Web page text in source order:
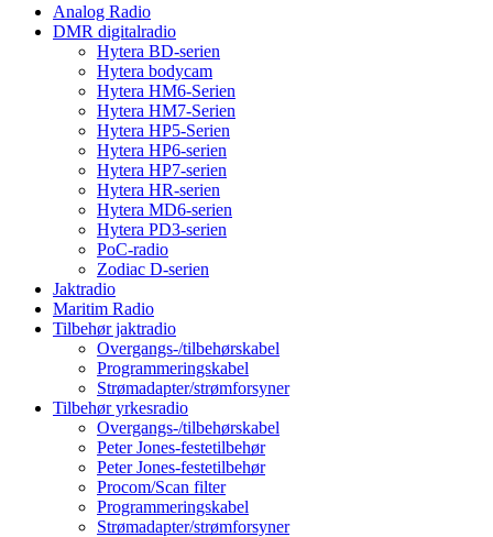
Analog Radio
DMR digitalradio
Hytera BD-serien
Hytera bodycam
Hytera HM6-Serien
Hytera HM7-Serien
Hytera HP5-Serien
Hytera HP6-serien
Hytera HP7-serien
Hytera HR-serien
Hytera MD6-serien
Hytera PD3-serien
PoC-radio
Zodiac D-serien
Jaktradio
Maritim Radio
Tilbehør jaktradio
Overgangs-/tilbehørskabel
Programmeringskabel
Strømadapter/strømforsyner
Tilbehør yrkesradio
Overgangs-/tilbehørskabel
Peter Jones-festetilbehør
Peter Jones-festetilbehør
Procom/Scan filter
Programmeringskabel
Strømadapter/strømforsyner